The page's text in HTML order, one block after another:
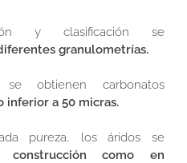
y clasificación se
granulometrías.
se obtienen carbonatos
inferior a 50 micras.
pureza, los áridos se
como en